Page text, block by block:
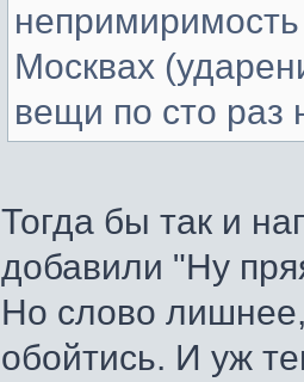
Москвах
вещи по сто раз
Тогда бы так и
добавили "Ну
Но слово
обойтись. И уж